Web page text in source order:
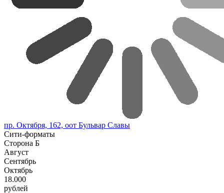
пр. Октября, 162, оот Бульвар Славы
Сити-форматы
Сторона Б
Август
Сентябрь
Октябрь
18.000
рублей